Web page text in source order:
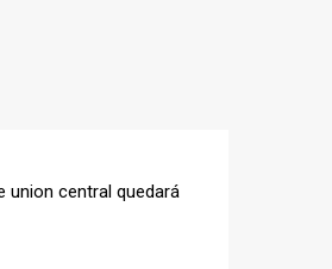
union central quedará